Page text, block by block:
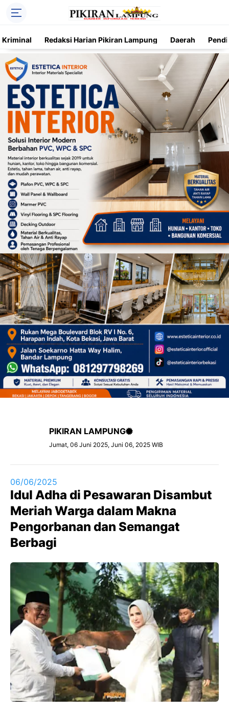
Kriminal Redaksi Harian Pikiran Lampung Daerah
Trending Kriminal Nasional
PIKIRAN LAMPUNG
Jumat, 06 Juni 2025, Juni 06, 2025 WIB
06/06/2025
Idul Adha di Pesawaran Disambut
Meriah Warga dalam Makna
Pengorbanan dan Semangat
Berbagi